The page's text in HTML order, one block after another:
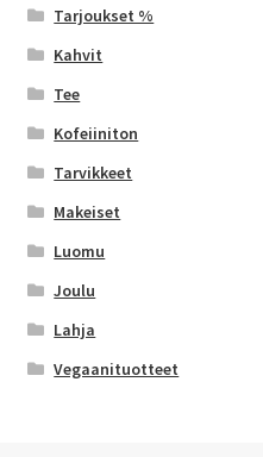
Tarjoukset %
Kahvit
Tee
Kofeiiniton
Tarvikkeet
Makeiset
Luomu
Joulu
Lahja
Vegaanituotteet